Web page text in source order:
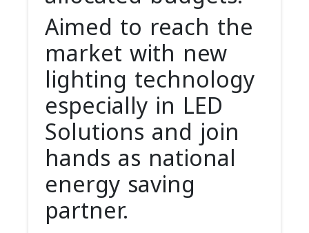
Aimed to reach the
market with new
lighting technology
especially in LED
Solutions and join
hands as national
energy saving
partner.